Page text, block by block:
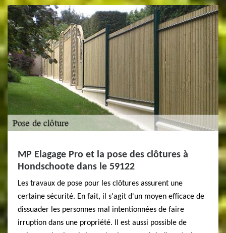
MP Elagage Pro et la pose des clôtures à
Hondschoote dans le 59122
Les travaux de pose pour les clôtures assurent une
certaine sécurité. En fait, il s'agit d'un moyen efficace de
dissuader les personnes mal intentionnées de faire
irruption dans une propriété. Il est aussi possible de